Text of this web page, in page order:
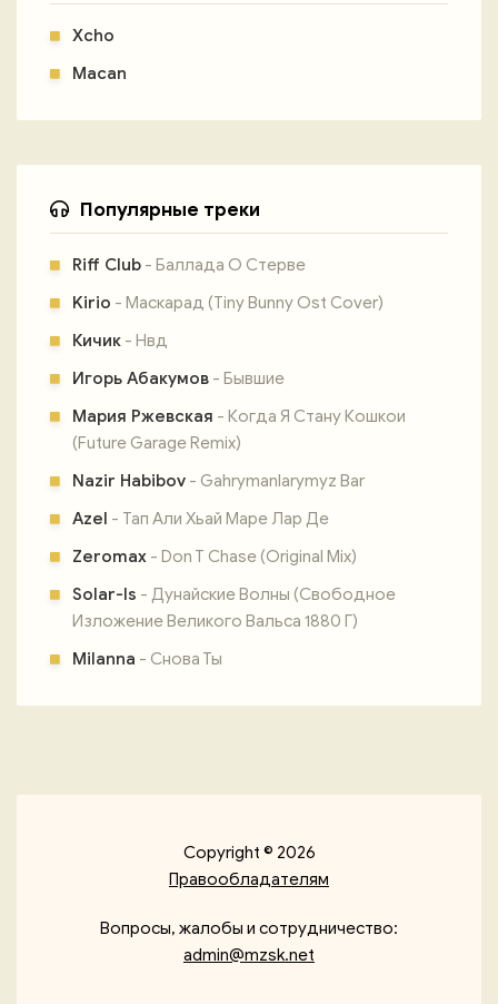
Xcho
Macan
Популярные треки
Riff Club - Баллада О Стерве
Kirio - Маскарад (Tiny Bunny Ost Cover)
Кичик - Нвд
Игорь Абакумов - Бывшие
Мария Ржевская - Когда Я Стану Кошкои
(Future Garage Remix)
Nazir Habibov - Gahrymanlarymyz Bar
Azel - Тап Али Хьай Маре Лар Де
Zeromax - Don T Chase (Original Mix)
Solar-Is - Дунайские Волны (Свободное
Изложение Великого Вальса 1880 Г)
Milanna - Снова Ты
Copyright © 2026
Правообладателям
Вопросы, жалобы и сотрудничество:
admin@mzsk.net